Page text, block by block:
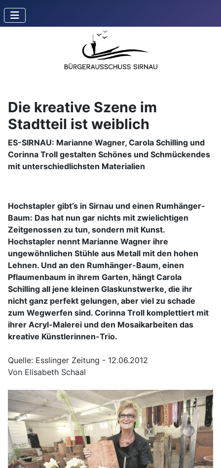
Die kreative Szene im
Stadtteil ist weiblich
ES-SIRNAU: Marianne Wagner, Carola Schilling und
Corinna Troll gestalten Schönes und Schmückendes
mit unterschiedlichsten Materialien
Hochstapler gibt’s in Sirnau und einen Rumhänger-
Baum: Das hat nun gar nichts mit zwielichtigen
Zeitgenossen zu tun, sondern mit Kunst.
Hochstapler nennt Marianne Wagner ihre
ungewöhnlichen Stühle aus Metall mit den hohen
Lehnen. Und an den Rumhänger-Baum, einen
Pflaumenbaum in ihrem Garten, hängt Carola
Schilling all jene kleinen Glaskunstwerke, die ihr
nicht ganz perfekt gelungen, aber viel zu schade
zum Wegwerfen sind. Corinna Troll komplettiert mit
ihrer Acryl-Malerei und den Mosaikarbeiten das
kreative Künstlerinnen-Trio.
Quelle: Esslinger Zeitung - 12.06.2012
Von Elisabeth Schaal